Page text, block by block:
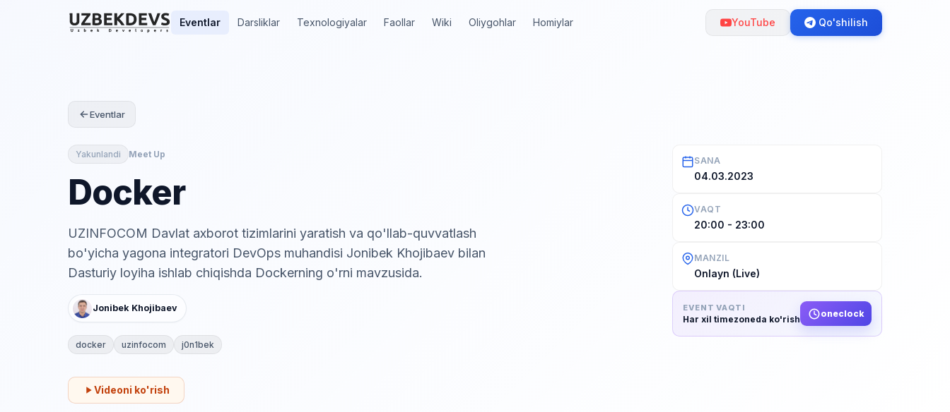
Eventlar Darsliklar Texnologiyalar Faollar Wiki Oliygohlar Homiylar YouTube Qo'shilish
Eventlar
Yakunlandi Meet Up
Docker
UZINFOCOM Davlat axborot tizimlarini yaratish va qo'llab-quvvatlash
bo'yicha yagona integratori DevOps muhandisi Jonibek Khojibaev bilan
Dasturiy loyiha ishlab chiqishda Dockerning o'rni mavzusida.
Jonibek Khojibaev
docker uzinfocom j0n1bek
SANA
04.03.2023
VAQT
20:00 - 23:00
MANZIL
Onlayn (Live)
EVENT VAQTI
Har xil timezoneda ko'rish
oneclock
Videoni ko'rish